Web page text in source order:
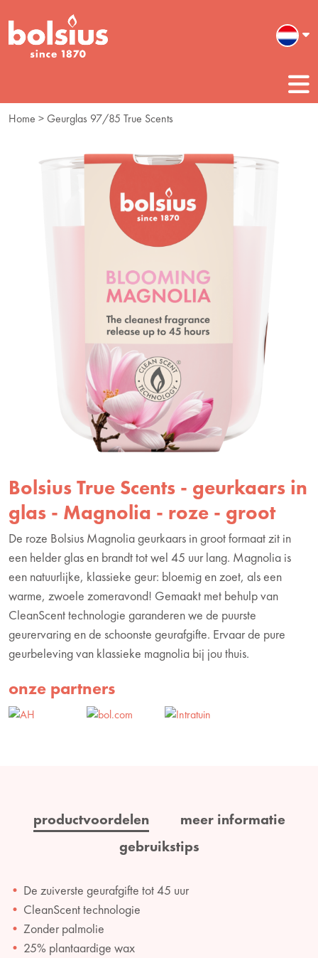
Home > Geurglas 97/85 True Scents
Bolsius True Scents - geurkaars in
glas - Magnolia - roze - groot
De roze Bolsius Magnolia geurkaars in groot formaat zit in
een helder glas en brandt tot wel 45 uur lang. Magnolia is
een natuurlijke, klassieke geur: bloemig en zoet, als een
warme, zwoele zomeravond! Gemaakt met behulp van
CleanScent technologie garanderen we de puurste
geurervaring en de schoonste geurafgifte. Ervaar de pure
geurbeleving van klassieke magnolia bij jou thuis.
onze partners
productvoordelen
meer informatie
gebruikstips
De zuiverste geurafgifte tot 45 uur
CleanScent technologie
Zonder palmolie
25% plantaardige wax